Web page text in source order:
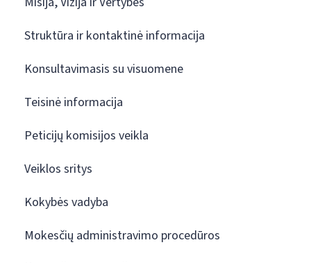
Struktūra ir kontaktinė informacija
Konsultavimasis su visuomene
Teisinė informacija
Peticijų komisijos veikla
Veiklos sritys
Kokybės vadyba
Mokesčių administravimo procedūros